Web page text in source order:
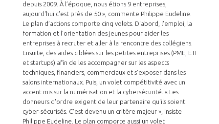
depuis 2009. À l’époque, nous étions 9 entreprises,
aujourd'hui c'est près de 50 », commente Philippe Eudeline.
Le plan d’actions comporte cinq volets. D'abord, l'emploi, la
formation et l'orientation des jeunes pour aider les
entreprises à recruter et aller à la rencontre des collégiens.
Ensuite, des aides ciblées sur les petites entreprises (PME, ETI
et startups) afin de les accompagner sur les aspects
techniques, financiers, commerciaux et s'exposer dans les
salons internationaux. Puis, un volet compétitivité avec un
accent mis sur la numérisation et la cybersécurité. « Les
donneurs d'ordre exigent de leur partenaire qu'ils soient
cyber-sécurisés. C'est devenu un critère majeur », insiste
Philippe Eudeline. Le plan comporte aussi un volet